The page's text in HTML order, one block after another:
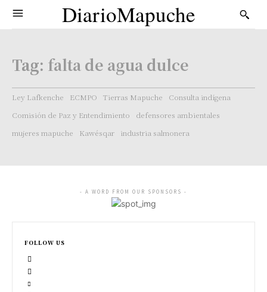
DiarioMapuche
Tag: falta de agua dulce
Ley Lafkenche ECMPO Tierras Mapuche
Consulta indígena
Comisión de Paz y Entendimiento
defensores ambientales
mujeres mapuche
Kawésqar industria salmonera
- A WORD FROM OUR SPONSORS -
FOLLOW US